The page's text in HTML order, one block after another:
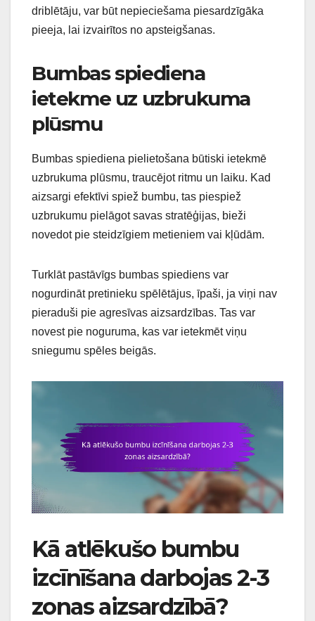
driblētāju, var būt nepieciešama piesardzīgāka
pieeja, lai izvairītos no apsteigšanas.
Bumbas spiediena
ietekme uz uzbrukuma
plūsmu
Bumbas spiediena pielietošana būtiski ietekmē
uzbrukuma plūsmu, traucējot ritmu un laiku. Kad
aizsargi efektīvi spiež bumbu, tas piespiež
uzbrukumu pielāgot savas stratēģijas, bieži
novedot pie steidzīgiem metieniem vai kļūdām.
Turklāt pastāvīgs bumbas spiediens var
nogurdināt pretinieku spēlētājus, īpaši, ja viņi nav
pieraduši pie agresīvas aizsardzības. Tas var
novest pie noguruma, kas var ietekmēt viņu
sniegumu spēles beigās.
Kā atlēkušo bumbu
izcīnīšana darbojas 2-3
zonas aizsardzībā?